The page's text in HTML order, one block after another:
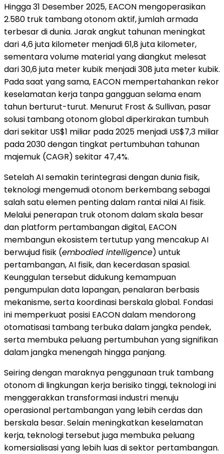
Hingga 31 Desember 2025, EACON mengoperasikan
2.580 truk tambang otonom aktif, jumlah armada
terbesar di dunia. Jarak angkut tahunan meningkat
dari 4,6 juta kilometer menjadi 61,8 juta kilometer,
sementara volume material yang diangkut melesat
dari 30,6 juta meter kubik menjadi 308 juta meter kubik.
Pada saat yang sama, EACON mempertahankan rekor
keselamatan kerja tanpa gangguan selama enam
tahun berturut-turut. Menurut Frost & Sullivan, pasar
solusi tambang otonom global diperkirakan tumbuh
dari sekitar US$1 miliar pada 2025 menjadi US$7,3 miliar
pada 2030 dengan tingkat pertumbuhan tahunan
majemuk (CAGR) sekitar 47,4%.
Setelah AI semakin terintegrasi dengan dunia fisik,
teknologi mengemudi otonom berkembang sebagai
salah satu elemen penting dalam rantai nilai AI fisik.
Melalui penerapan truk otonom dalam skala besar
dan platform pertambangan digital, EACON
membangun ekosistem tertutup yang mencakup AI
berwujud fisik (embodied intelligence) untuk
pertambangan, AI fisik, dan kecerdasan spasial.
Keunggulan tersebut didukung kemampuan
pengumpulan data lapangan, penalaran berbasis
mekanisme, serta koordinasi berskala global. Fondasi
ini memperkuat posisi EACON dalam mendorong
otomatisasi tambang terbuka dalam jangka pendek,
serta membuka peluang pertumbuhan yang signifikan
dalam jangka menengah hingga panjang.
Seiring dengan maraknya penggunaan truk tambang
otonom di lingkungan kerja berisiko tinggi, teknologi ini
menggerakkan transformasi industri menuju
operasional pertambangan yang lebih cerdas dan
berskala besar. Selain meningkatkan keselamatan
kerja, teknologi tersebut juga membuka peluang
komersialisasi yang lebih luas di sektor pertambangan.